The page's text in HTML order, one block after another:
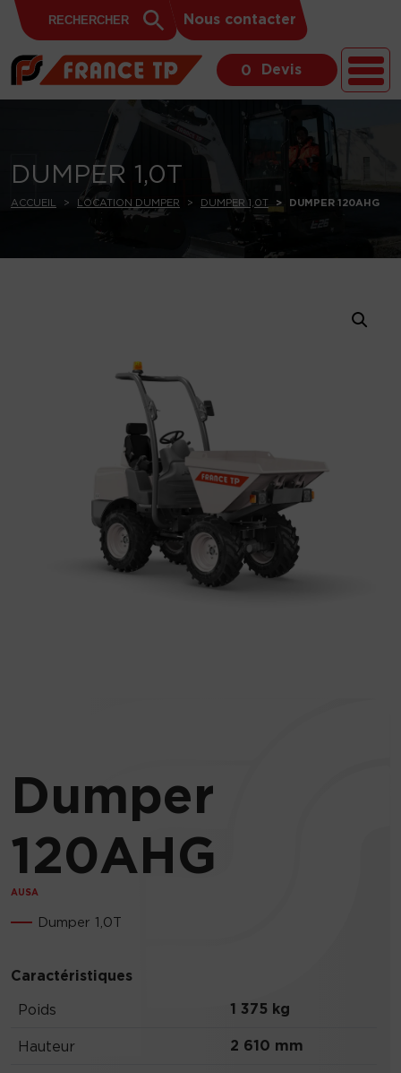
Skip to content
for:
Search
Button
Nous contacter
0 Devis
DUMPER 1,0T
ACCUEIL LOCATION DUMPER DUMPER 1,0T DUMPER 120AHG
Dumper
120AHG
AUSA
Dumper 1,0T
Caractéristiques
Poids 1 375 kg
Hauteur 2 610 mm